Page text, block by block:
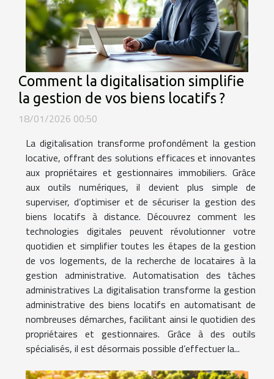
Comment la digitalisation simplifie
la gestion de vos biens locatifs ?
18/01/2026 00:50
La digitalisation transforme profondément la gestion
locative, offrant des solutions efficaces et innovantes
aux propriétaires et gestionnaires immobiliers. Grâce
aux outils numériques, il devient plus simple de
superviser, d’optimiser et de sécuriser la gestion des
biens locatifs à distance. Découvrez comment les
technologies digitales peuvent révolutionner votre
quotidien et simplifier toutes les étapes de la gestion
de vos logements, de la recherche de locataires à la
gestion administrative. Automatisation des tâches
administratives La digitalisation transforme la gestion
administrative des biens locatifs en automatisant de
nombreuses démarches, facilitant ainsi le quotidien des
propriétaires et gestionnaires. Grâce à des outils
spécialisés, il est désormais possible d’effectuer la...